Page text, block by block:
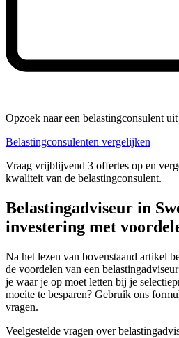
Opzoek naar een belastingconsulent
Belastingconsulenten vergelijken
Vraag vrijblijvend 3 offertes op en
kwaliteit van de belastingconsulent.
Belastingadviseur in
investering met
Na het lezen van bovenstaand artikel
de voordelen van een
je waar je op moet letten bij je
moeite te besparen? Gebruik ons
vragen.
Veelgestelde vragen over